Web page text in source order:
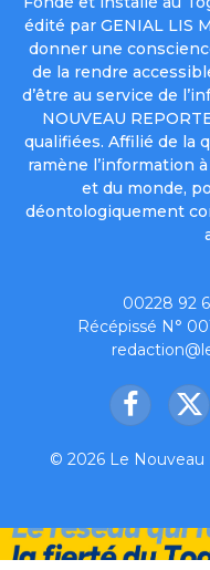
édité par GENIAL LIS
donner une
de la rendre
d’être au service de
NOUVEAU
qualifiées. Affilié de la
ramène l’information
et du monde,
déontologiquement
00228 92
Récépissé N°
Facebook
X
© 2026 Le